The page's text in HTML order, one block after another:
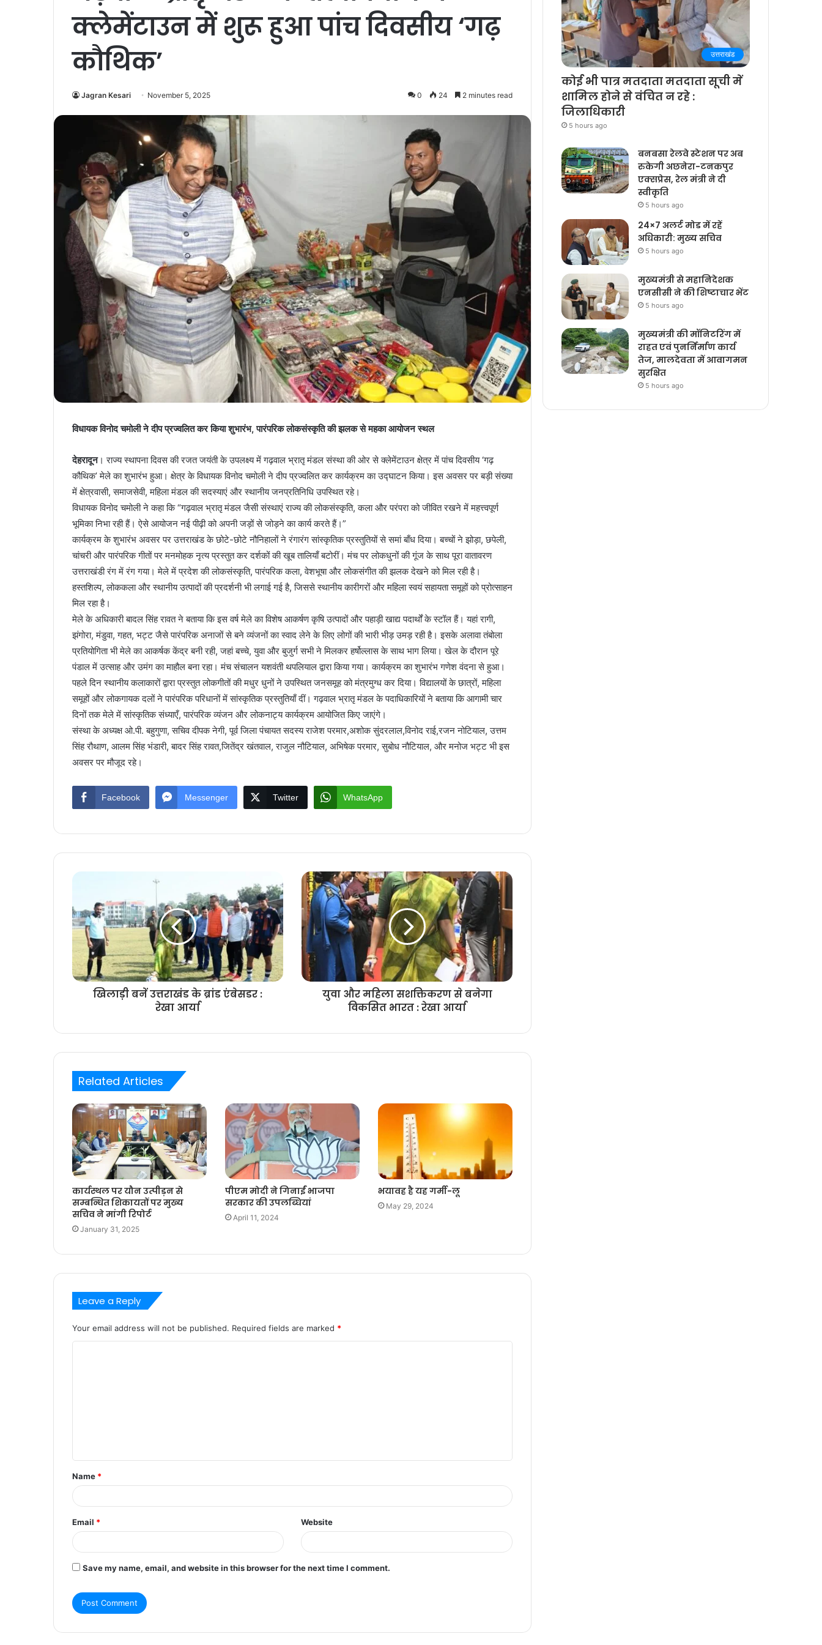
क्लेमेंटाउन में शुरू हुआ पांच दिवसीय ‘गढ़
कौथिक’
Jagran Kesari November 5, 2025 0 24 2 minutes read
विधायक विनोद चमोली ने दीप प्रज्वलित कर किया शुभारंभ, पारंपरिक लोकसंस्कृति की झलक से महका आयोजन स्थल
देहरादून। राज्य स्थापना दिवस की रजत जयंती के उपलक्ष्य में गढ़वाल भ्रातृ मंडल संस्था की ओर से क्लेमेंटाउन क्षेत्र में पांच दिवसीय ‘गढ़
कौथिक’ मेले का शुभारंभ हुआ। क्षेत्र के विधायक विनोद चमोली ने दीप प्रज्वलित कर कार्यक्रम का उद्घाटन किया। इस अवसर पर बड़ी संख्या
में क्षेत्रवासी, समाजसेवी, महिला मंडल की सदस्याएं और स्थानीय जनप्रतिनिधि उपस्थित रहे।
विधायक विनोद चमोली ने कहा कि “गढ़वाल भ्रातृ मंडल जैसी संस्थाएं राज्य की लोकसंस्कृति, कला और परंपरा को जीवित रखने में महत्त्वपूर्ण
भूमिका निभा रही हैं। ऐसे आयोजन नई पीढ़ी को अपनी जड़ों से जोड़ने का कार्य करते हैं।”
कार्यक्रम के शुभारंभ अवसर पर उत्तराखंड के छोटे-छोटे नौनिहालों ने रंगारंग सांस्कृतिक प्रस्तुतियों से समां बाँध दिया। बच्चों ने झोड़ा, छपेली,
चांचरी और पारंपरिक गीतों पर मनमोहक नृत्य प्रस्तुत कर दर्शकों की खूब तालियाँ बटोरीं। मंच पर लोकधुनों की गूंज के साथ पूरा वातावरण
उत्तराखंडी रंग में रंग गया। मेले में प्रदेश की लोकसंस्कृति, पारंपरिक कला, वेशभूषा और लोकसंगीत की झलक देखने को मिल रही है।
हस्तशिल्प, लोककला और स्थानीय उत्पादों की प्रदर्शनी भी लगाई गई है, जिससे स्थानीय कारीगरों और महिला स्वयं सहायता समूहों को प्रोत्साहन
मिल रहा है।
मेले के अधिकारी बादल सिंह रावत ने बताया कि इस वर्ष मेले का विशेष आकर्षण कृषि उत्पादों और पहाड़ी खाद्य पदार्थों के स्टॉल हैं। यहां रागी,
झंगोरा, मंडुवा, गहत, भट्ट जैसे पारंपरिक अनाजों से बने व्यंजनों का स्वाद लेने के लिए लोगों की भारी भीड़ उमड़ रही है। इसके अलावा तंबोला
प्रतियोगिता भी मेले का आकर्षक केंद्र बनी रही, जहां बच्चे, युवा और बुजुर्ग सभी ने मिलकर हर्षोल्लास के साथ भाग लिया। खेल के दौरान पूरे
पंडाल में उत्साह और उमंग का माहौल बना रहा। मंच संचालन यशवंती थपलियाल द्वारा किया गया। कार्यक्रम का शुभारंभ गणेश वंदना से हुआ।
पहले दिन स्थानीय कलाकारों द्वारा प्रस्तुत लोकगीतों की मधुर धुनों ने उपस्थित जनसमूह को मंत्रमुग्ध कर दिया। विद्यालयों के छात्रों, महिला
समूहों और लोकगायक दलों ने पारंपरिक परिधानों में सांस्कृतिक प्रस्तुतियाँ दीं। गढ़वाल भ्रातृ मंडल के पदाधिकारियों ने बताया कि आगामी चार
दिनों तक मेले में सांस्कृतिक संध्याएँ, पारंपरिक व्यंजन और लोकनाट्य कार्यक्रम आयोजित किए जाएंगे।
संस्था के अध्यक्ष ओ.पी. बहुगुणा, सचिव दीपक नेगी, पूर्व जिला पंचायत सदस्य राजेश परमार,अशोक सुंदरलाल,विनोद राई,रजन नोटियाल, उत्तम
सिंह रौथाण, आलम सिंह भंडारी, बादर सिंह रावत,जितेंद्र खंतवाल, राजुल नौटियाल, अभिषेक परमार, सुबोध नौटियाल, और मनोज भट्ट भी इस
अवसर पर मौजूद रहे।
Facebook Messenger Twitter WhatsApp
खिलाड़ी बनें उत्तराखंड के ब्रांड एंबेसडर :
रेखा आर्या
युवा और महिला सशक्तिकरण से बनेगा
विकसित भारत : रेखा आर्या
Related Articles
कार्यस्थल पर यौन उत्पीड़न से
सम्बन्धित शिकायतों पर मुख्य
सचिव ने मांगी रिपोर्ट
January 31, 2025
पीएम मोदी ने गिनाईं भाजपा
सरकार की उपलब्धियां
April 11, 2024
भयावह है यह गर्मी-लू
May 29, 2024
Leave a Reply
Your email address will not be published. Required fields are marked *
t
*
Name *
Email * Website
Save my name, email, and website in this browser for the next time I comment.
उत्तराखंड
कोई भी पात्र मतदाता मतदाता सूची में
शामिल होने से वंचित न रहे :
जिलाधिकारी
5 hours ago
बनबसा रेलवे स्टेशन पर अब
रुकेगी अछनेरा-टनकपुर
एक्सप्रेस, रेल मंत्री ने दी
स्वीकृति
5 hours ago
24×7 अलर्ट मोड में रहें
अधिकारी: मुख्य सचिव
5 hours ago
मुख्यमंत्री से महानिदेशक
एनसीसी ने की शिष्टाचार भेंट
5 hours ago
मुख्यमंत्री की मॉनिटरिंग में
राहत एवं पुनर्निर्माण कार्य
तेज, मालदेवता में आवागमन
सुरक्षित
5 hours ago